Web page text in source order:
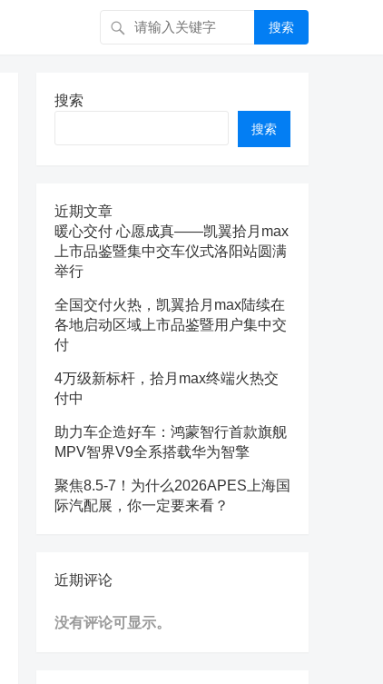
搜索
搜索
搜索
近期文章
暖心交付 心愿成真——凯翼拾月max
上市品鉴暨集中交车仪式洛阳站圆满
举行
全国交付火热，凯翼拾月max陆续在
各地启动区域上市品鉴暨用户集中交
付
4万级新标杆，拾月max终端火热交
付中
助力车企造好车：鸿蒙智行首款旗舰
MPV智界V9全系搭载华为智擎
聚焦8.5-7！为什么2026APES上海国
际汽配展，你一定要来看？
近期评论
没有评论可显示。